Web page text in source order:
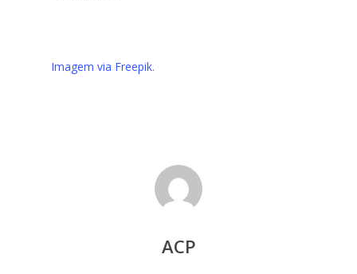
Imagem via Freepik.
ACP